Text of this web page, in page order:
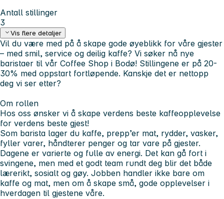
Antall stillinger
3
Vis flere detaljer
Vil du være med på å skape gode øyeblikk for våre gjester
– med smil, service og deilig kaffe? Vi søker nå nye
baristaer til vår Coffee Shop i Bodø! Stillingene er på 20-
30% med oppstart fortløpende. Kanskje det er nettopp
deg vi ser etter?
Om rollen
Hos oss ønsker vi å skape verdens beste kaffeopplevelse
for verdens beste gjest!
Som barista lager du kaffe, prepp’er mat, rydder, vasker,
fyller varer, håndterer penger og tar vare på gjester.
Dagene er varierte og fulle av energi. Det kan gå fort i
svingene, men med et godt team rundt deg blir det både
lærerikt, sosialt og gøy. Jobben handler ikke bare om
kaffe og mat, men om å skape små, gode opplevelser i
hverdagen til gjestene våre.